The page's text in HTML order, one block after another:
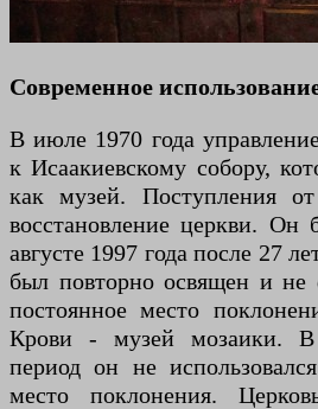
Современное
В июле 1970 года
к Исаакиевскому собору,
как музей. Поступления
восстановление церкви. Он
августе 1997 года после 27
был повторно освящен и не
постоянное место
Крови - музей мозаики. В
период он не
место поклонения.